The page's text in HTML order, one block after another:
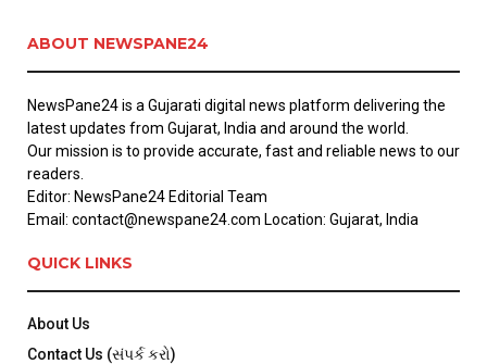
ABOUT NEWSPANE24
NewsPane24 is a Gujarati digital news platform delivering the
latest updates from Gujarat, India and around the world.
Our mission is to provide accurate, fast and reliable news to our
readers.
Editor: NewsPane24 Editorial Team
Email: contact@newspane24.com Location: Gujarat, India
QUICK LINKS
About Us
Contact Us (સંપર્ક કરો)